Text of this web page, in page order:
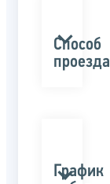
Способ
проезда
График